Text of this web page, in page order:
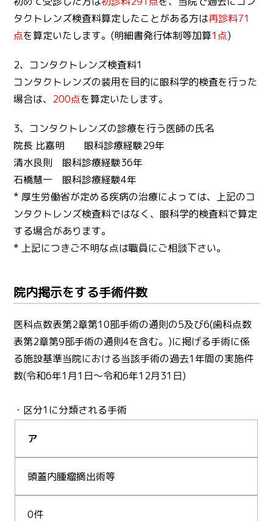
タクトレンズ検査料算定したことがある方は再診料71
点を算定いたします。(明細書発行体制等加算1点)
2、コンタクトレンズ検査料1
コンタクトレンズの装用を目的に眼科学的検査を行った
場合は、 200点を算定いたします。
3、コンタクトレンズの診療を行う医師の氏名
院長 比嘉明 眼科診療経験29年
清水良則 眼科診療経験36年
石橋慧一 眼科診療経験4年
* 厚生労働省が定める疾病の治療によっては、上記のコ
ンタクトレンズ検査料ではなく、眼科学的検査料で算定
する場合があります。
* 上記につきご不明な点は職員にご相談下さい。
院内掲示をする手術件数
医科点数表第2章第10部手術の通則の5及び6(歯科点数
表第2章第9部手術の通則4を含む。)に掲げる手術に係
る施設基準当院における当該手術の過去1年間の実施件
数(令和6年1月1日〜令和6年12月31日)
・区分1に分類される手術
ア
頭蓋内腫瘤摘出術等
0件